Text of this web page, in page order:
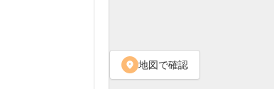
location_on 地図で確認